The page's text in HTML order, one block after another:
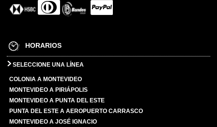
HORARIOS
SELECCIONE UNA LÍNEA
COLONIA A MONTEVIDEO
MONTEVIDEO A PIRIÁPOLIS
MONTEVIDEO A PUNTA DEL ESTE
PUNTA DEL ESTE A AEROPUERTO CARRASCO
MONTEVIDEO A JOSÉ IGNACIO